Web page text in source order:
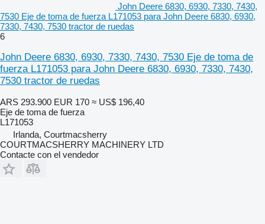
John Deere 6830, 6930, 7330, 7430,
7530 Eje de toma de fuerza L171053 para John Deere 6830, 6930,
7330, 7430, 7530 tractor de ruedas
6
John Deere 6830, 6930, 7330, 7430, 7530 Eje de toma de
fuerza L171053 para John Deere 6830, 6930, 7330, 7430,
7530 tractor de ruedas
ARS 293.900 EUR 170 ≈ US$ 196,40
Eje de toma de fuerza
L171053
Irlanda, Courtmacsherry
COURTMACSHERRY MACHINERY LTD
Contacte con el vendedor